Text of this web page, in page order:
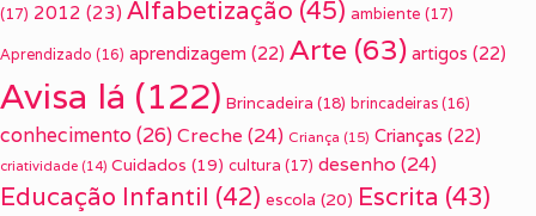
(17) 2012 (23) Alfabetização (45) ambiente (17)
Aprendizado (16) aprendizagem (22) Arte (63) artigos (22)
Avisa lá (122) Brincadeira (18) brincadeiras (16)
conhecimento(26) Creche (24) Criança (15) Crianças (22)
criatividade (14) Cuidados (19) cultura (17) desenho (24)
Educação Infantil (42) escola (20) Escrita (43)